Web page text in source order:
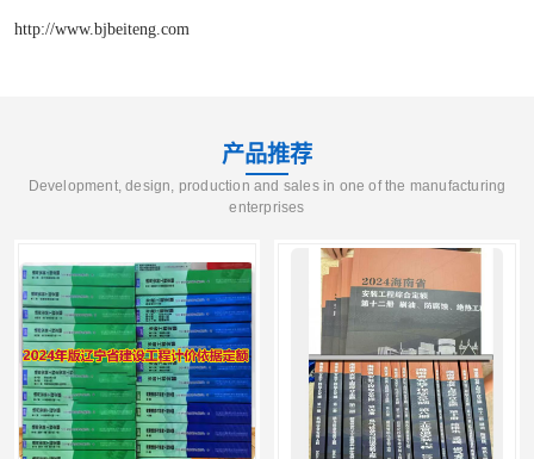
http://www.bjbeiteng.com
产品推荐
Development, design, production and sales in one of the manufacturing
enterprises